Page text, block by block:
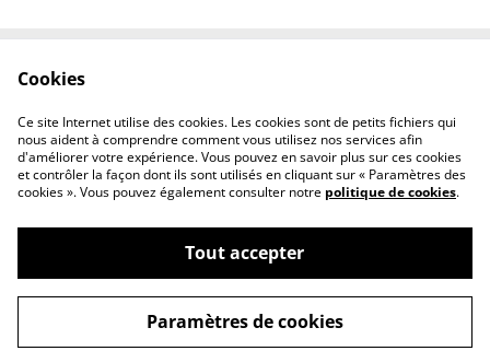
Politique de
confidentialité
Politique de cookies
©2026Tout Qu'en Bois
powered by
Cookies
Ce site Internet utilise des cookies. Les cookies sont de petits fichiers qui
nous aident à comprendre comment vous utilisez nos services afin
d'améliorer votre expérience. Vous pouvez en savoir plus sur ces cookies
et contrôler la façon dont ils sont utilisés en cliquant sur « Paramètres des
cookies ». Vous pouvez également consulter notre politique de cookies.
Tout accepter
Paramètres de cookies